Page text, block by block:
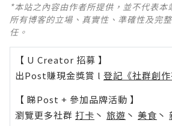
*本站之內容由作者所提供，並不代表
所有博客的立場、真實性、準確性及完
任。
【 U Creator 招募 】
出Post賺現金獎賞 l 登記《社群創作
【 睇Post + 參加品牌活動 】
瀏覽更多社群 打卡 丶 旅遊 丶 美食 丶